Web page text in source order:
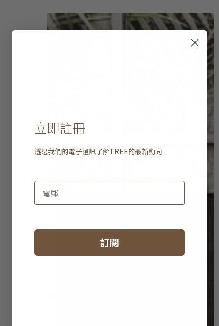
立即註冊
透過我們的電子通訊了解TREE的最新動向
訂閱